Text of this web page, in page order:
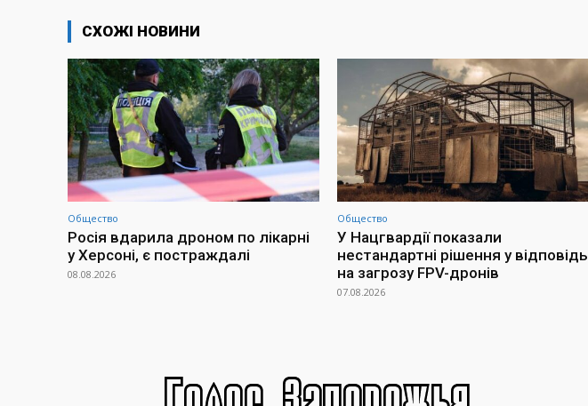
СХОЖІ НОВИНИ
Общество
Росія вдарила дроном по лікарні
у Херсоні, є постраждалі
08.08.2026
Общество
У Нацгвардії показали
нестандартні рішення у відповідь
на загрозу FPV-дронів
07.08.2026